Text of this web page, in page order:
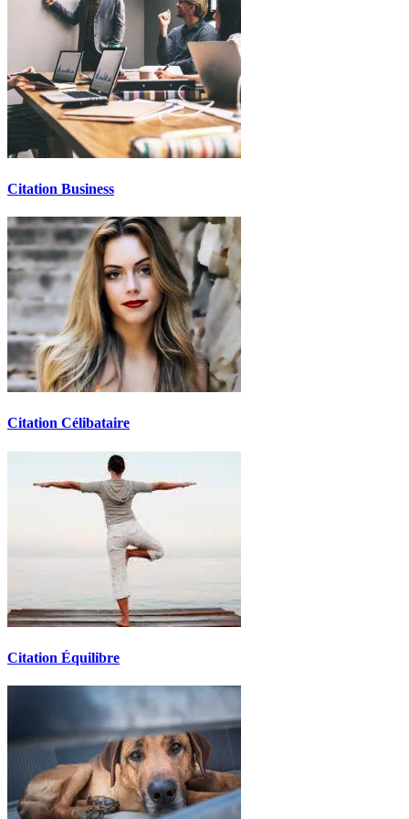
Citation Business
Citation Célibataire
Citation Équilibre